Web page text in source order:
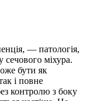
— патологія,
сечового міхура.
бути як
і повне
контролю з боку